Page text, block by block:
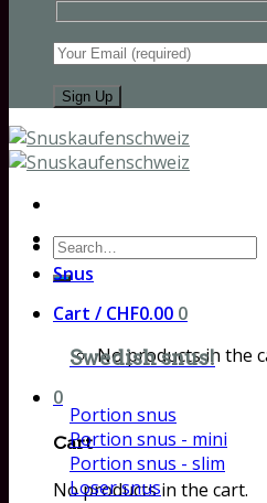
Search
for:
Cart / CHF0.00 0
No products in the
0
Cart
No products in the cart.
Snus
Swedish snus!
Portion snus
Portion snus - mini
Portion snus - slim
Loser snus